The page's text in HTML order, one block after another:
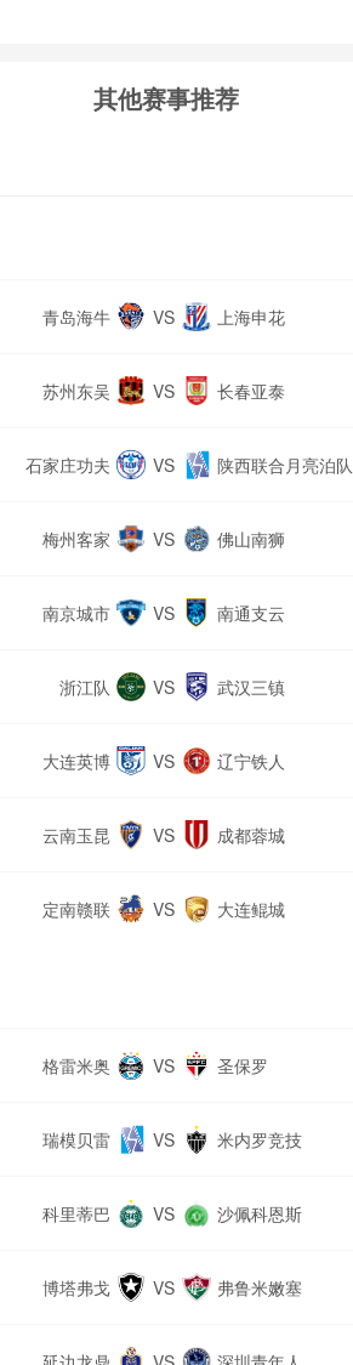
其他赛事推荐
青岛海牛 VS 上海申花
苏州东吴 VS 长春亚泰
石家庄功夫 VS 陕西联合月亮泊队
梅州客家 VS 佛山南狮
南京城市 VS 南通支云
浙江队 VS 武汉三镇
大连英博 VS 辽宁铁人
云南玉昆 VS 成都蓉城
定南赣联 VS 大连鲲城
格雷米奥 VS 圣保罗
瑞模贝雷 VS 米内罗竞技
科里蒂巴 VS 沙佩科恩斯
博塔弗戈 VS 弗鲁米嫩塞